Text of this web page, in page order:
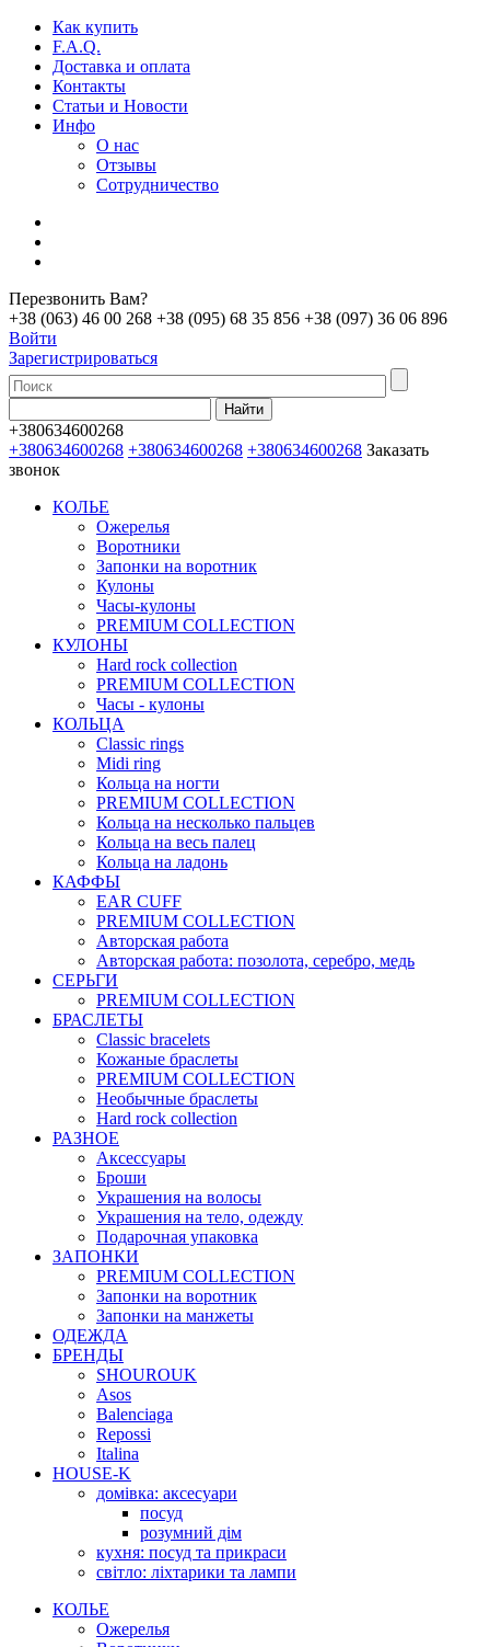
Как купить
F.A.Q.
Доставка и оплата
Контакты
Статьи и Новости
Инфо
О нас
Отзывы
Сотрудничество
Перезвонить Вам?
+38 (063) 46 00 268 +38 (095) 68 35 856 +38 (097) 36 06 896
Войти
Зарегистрироваться
+380634600268
+380634600268 +380634600268 +380634600268 Заказать
звонок
КОЛЬЕ
Ожерелья
Воротники
Запонки на воротник
Кулоны
Часы-кулоны
PREMIUM COLLECTION
КУЛОНЫ
Hard rock collection
PREMIUM COLLECTION
Часы - кулоны
КОЛЬЦА
Classic rings
Midi ring
Кольца на ногти
PREMIUM COLLECTION
Кольца на несколько пальцев
Кольца на весь палец
Кольца на ладонь
КАФФЫ
EAR CUFF
PREMIUM COLLECTION
Авторская работа
Авторская работа: позолота, серебро, медь
СЕРЬГИ
PREMIUM COLLECTION
БРАСЛЕТЫ
Classic bracelets
Кожаные браслеты
PREMIUM COLLECTION
Необычные браслеты
Hard rock collection
РАЗНОЕ
Аксессуары
Броши
Украшения на волосы
Украшения на тело, одежду
Подарочная упаковка
ЗАПОНКИ
PREMIUM COLLECTION
Запонки на воротник
Запонки на манжеты
ОДЕЖДА
БРЕНДЫ
SHOUROUK
Asos
Balenciaga
Repossi
Italina
HOUSE-K
домівка: аксесуари
посуд
розумний дім
кухня: посуд та прикраси
світло: ліхтарики та лампи
КОЛЬЕ
Ожерелья